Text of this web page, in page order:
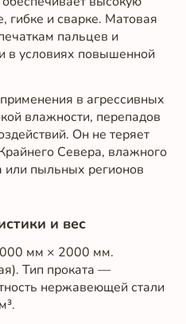
гибке и сварке. Матовая
пальцев и
в условиях повышенной
в агрессивных
влажности, перепадов
Он не теряет
Севера, влажного
или пыльных регионов
и вес
мм × 2000 мм.
Тип проката —
нержавеющей стали